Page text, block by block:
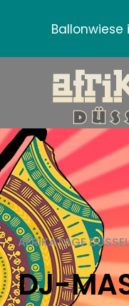
Ballonwiese
AFRIKATAGE
DJ-